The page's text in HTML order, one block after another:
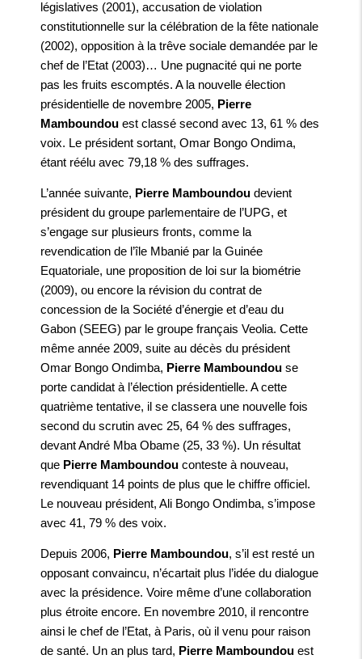
législatives (2001), accusation de violation
constitutionnelle sur la célébration de la fête nationale
(2002), opposition à la trêve sociale demandée par le
chef de l’Etat (2003)… Une pugnacité qui ne porte
pas les fruits escomptés. A la nouvelle élection
présidentielle de novembre 2005, Pierre
Mamboundou est classé second avec 13, 61 % des
voix. Le président sortant, Omar Bongo Ondima,
étant réélu avec 79,18 % des suffrages.
L’année suivante, Pierre Mamboundou devient
président du groupe parlementaire de l’UPG, et
s’engage sur plusieurs fronts, comme la
revendication de l’île Mbanié par la Guinée
Equatoriale, une proposition de loi sur la biométrie
(2009), ou encore la révision du contrat de
concession de la Société d’énergie et d’eau du
Gabon (SEEG) par le groupe français Veolia. Cette
même année 2009, suite au décès du président
Omar Bongo Ondimba, Pierre Mamboundou se
porte candidat à l’élection présidentielle. A cette
quatrième tentative, il se classera une nouvelle fois
second du scrutin avec 25, 64 % des suffrages,
devant André Mba Obame (25, 33 %). Un résultat
que Pierre Mamboundou conteste à nouveau,
revendiquant 14 points de plus que le chiffre officiel.
Le nouveau président, Ali Bongo Ondimba, s’impose
avec 41, 79 % des voix.
Depuis 2006, Pierre Mamboundou, s’il est resté un
opposant convaincu, n’écartait plus l’idée du dialogue
avec la présidence. Voire même d’une collaboration
plus étroite encore. En novembre 2010, il rencontre
ainsi le chef de l’Etat, à Paris, où il venu pour raison
de santé. Un an plus tard, Pierre Mamboundou est